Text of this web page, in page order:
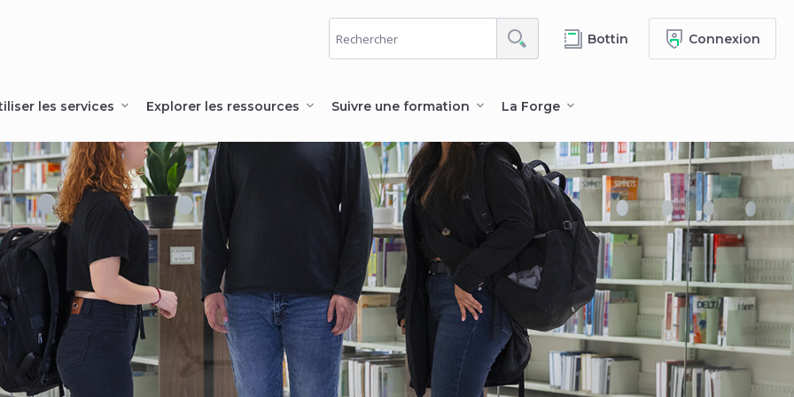
Bottin Connexion
les services Explorer les ressources Suivre une formation La Forge